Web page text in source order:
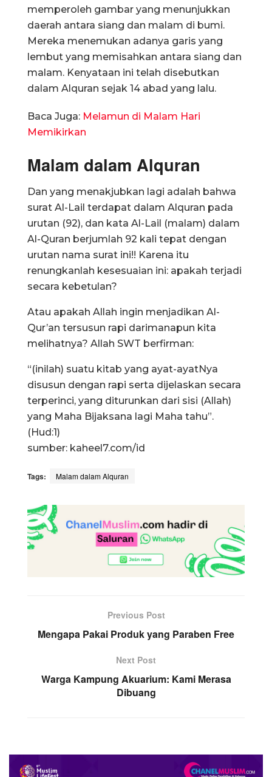
memperoleh gambar yang menunjukkan
daerah antara siang dan malam di bumi.
Mereka menemukan adanya garis yang
lembut yang memisahkan antara siang dan
malam. Kenyataan ini telah disebutkan
dalam Alquran sejak 14 abad yang lalu.
Baca Juga: Melamun di Malam Hari
Memikirkan
Malam dalam Alquran
Dan yang menakjubkan lagi adalah bahwa
surat Al-Lail terdapat dalam Alquran pada
urutan (92), dan kata Al-Lail (malam) dalam
Al-Quran berjumlah 92 kali tepat dengan
urutan nama surat ini!! Karena itu
renungkanlah kesesuaian ini: apakah terjadi
secara kebetulan?
Atau apakah Allah ingin menjadikan Al-
Qur’an tersusun rapi darimanapun kita
melihatnya? Allah SWT berfirman:
“(inilah) suatu kitab yang ayat-ayatNya
disusun dengan rapi serta dijelaskan secara
terperinci, yang diturunkan dari sisi (Allah)
yang Maha Bijaksana lagi Maha tahu”.
(Hud:1)
sumber: kaheel7.com/id
Tags: Malam dalam Alquran
Previous Post
Mengapa Pakai Produk yang Paraben Free
Next Post
Warga Kampung Akuarium: Kami Merasa
Dibuang